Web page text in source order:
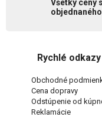
Všetky ceny
Rychlé odkazy
Obchodné
Cena dopravy
Odstúpenie od
Reklamácie